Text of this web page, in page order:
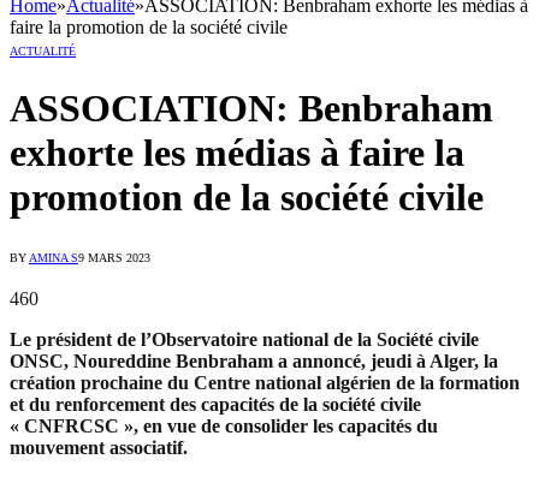
Home»Actualité»ASSOCIATION: Benbraham exhorte les médias à
faire la promotion de la société civile
ACTUALITÉ
ASSOCIATION: Benbraham
exhorte les médias à faire la
promotion de la société civile
BYAMINA S9 MARS 2023
460
Le président de l’Observatoire national de la Société civile
ONSC, Noureddine Benbraham a annoncé, jeudi à Alger, la
création prochaine du Centre national algérien de la formation
et du renforcement des capacités de la société civile
« CNFRCSC », en vue de consolider les capacités du
mouvement associatif.